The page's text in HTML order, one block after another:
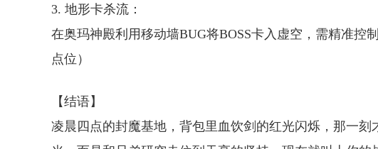
3. 地形卡杀流：
在奥玛神殿利用移动墙BUG将BOSS卡入虚空，需精准控
点位）
【结语】
凌晨四点的封魔基地，背包里血饮剑的红光闪烁，那一